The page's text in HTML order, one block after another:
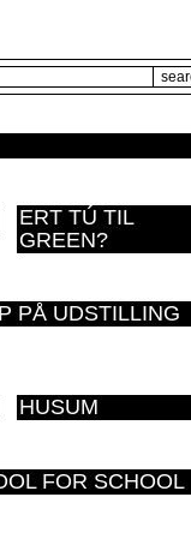
ERT TÚ TIL
GREEN?
PÅ UDSTILLING
HUSUM
FOR SCHOOL